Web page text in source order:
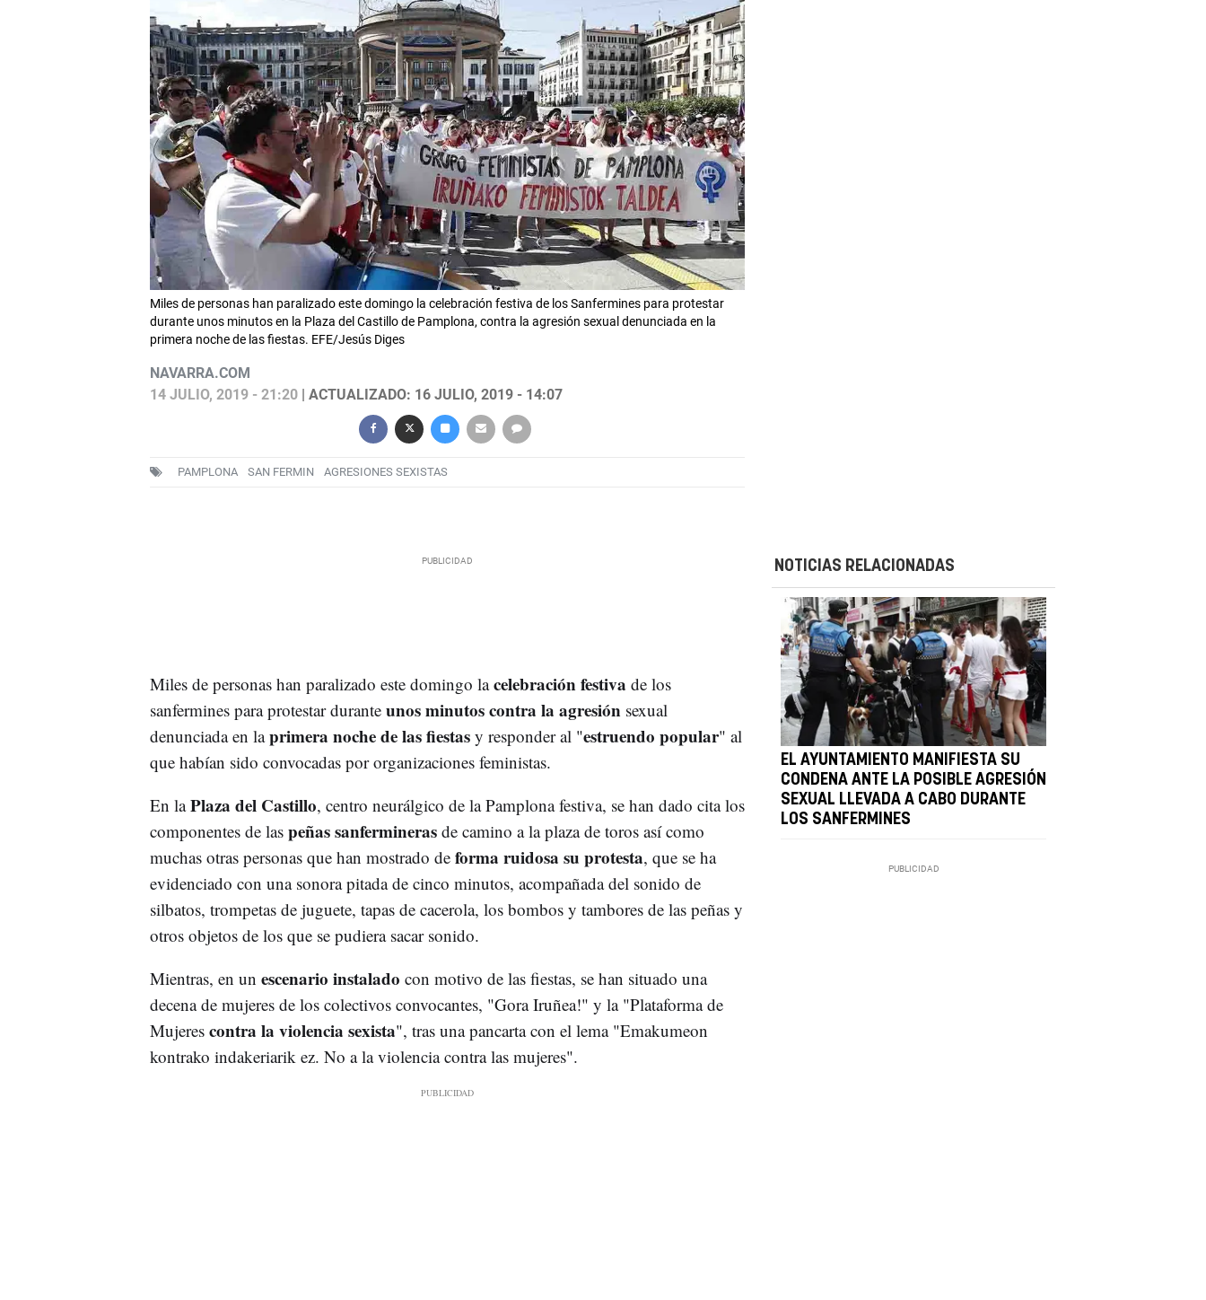
Miles de personas han paralizado este domingo la celebración festiva de los Sanfermines para protestar
durante unos minutos en la Plaza del Castillo de Pamplona, contra la agresión sexual denunciada en la
primera noche de las fiestas. EFE/Jesús Diges
NAVARRA.COM
14 JULIO, 2019 - 21:20| ACTUALIZADO: 16 JULIO, 2019 - 14:07
PAMPLONA SAN FERMIN AGRESIONES SEXISTAS
Miles de personas han paralizado este domingo lacelebración festiva de los
sanfermines para protestar duranteunos minutos contra la agresión sexual
denunciada en laprimera noche de las fiestas y responder al "estruendo popular" al
que habían sido convocadas por organizaciones feministas.
En laPlaza del Castillo, centro neurálgico de la Pamplona festiva, se han dado cita los
componentes de laspeñas sanfermineras de camino a la plaza de toros así como
muchas otras personas que han mostrado deforma ruidosa su protesta, que se ha
evidenciado con una sonora pitada de cinco minutos, acompañada del sonido de
silbatos, trompetas de juguete, tapas de cacerola, los bombos y tambores de las peñas y
otros objetos de los que se pudiera sacar sonido.
Mientras, en un escenario instalado con motivo de las fiestas, se han situado una
decena de mujeres de los colectivos convocantes, "Gora Iruñea!" y la "Plataforma de
Mujeres contra la violencia sexista", tras una pancarta con el lema "Emakumeon
kontrako indakeriarik ez. No a la violencia contra las mujeres".
NOTICIAS RELACIONADAS
EL AYUNTAMIENTO MANIFIESTA SU
CONDENA ANTE LA POSIBLE AGRESIÓN
SEXUAL LLEVADA A CABO DURANTE
LOS SANFERMINES